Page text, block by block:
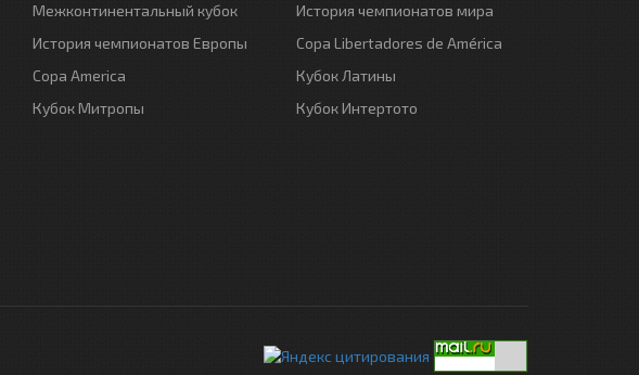
Межконтинентальный кубок
История чемпионатов Европы
Copa America
Кубок Митропы
История чемпионатов мира
Copa Libertadores de América
Кубок Латины
Кубок Интертото